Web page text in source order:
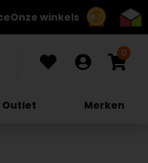
8.7
Onze winkels
0
Outlet Merken